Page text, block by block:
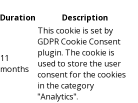
Duration Description
11
months
This cookie is set by
GDPR Cookie Consent
plugin. The cookie is
used to store the user
consent for the cookies
in the category
"Analytics".